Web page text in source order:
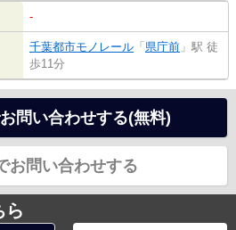
-
千葉都市モノレール 「 県庁前 」駅 徒
歩11分
問い合わせする(無料)
お問い合わせする
ら